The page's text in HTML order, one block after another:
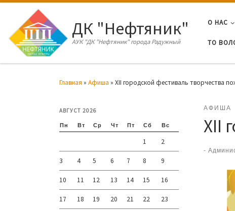
Перейти к содержимому
ДК "Нефтяник"
АУК "ДК "Нефтяник" города Радужный
О НАС
ТО
Главная » Афиша » XII городской фестиваль творчества
АФИША
XII
-
АВГУСТ 2026
Пн Вт Ср Чт Пт Сб Вс
1 2
3 4 5 6 7 8 9
10 11 12 13 14 15 16
17 18 19 20 21 22 23